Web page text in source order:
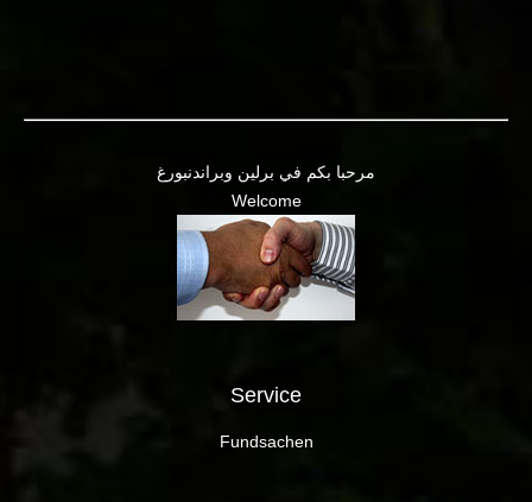
مرحبا بكم في برلين وبراندنبورغ
Welcome
Service
Fundsachen